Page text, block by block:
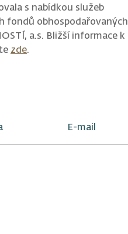
s nabídkou služeb
fondů obhospodařovaných
a.s. Bližší informace k
zde.
E-mail